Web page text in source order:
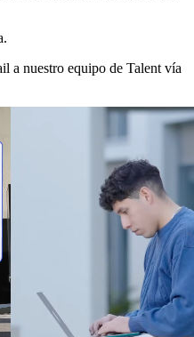
a nuestro equipo de Talent vía